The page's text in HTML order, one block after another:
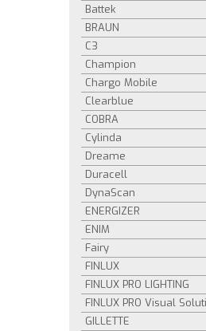
Battek
BRAUN
C3
Champion
Chargo Mobile
Clearblue
COBRA
Cylinda
Dreame
Duracell
DynaScan
ENERGIZER
ENIM
Fairy
FINLUX
FINLUX PRO LIGHTING
FINLUX PRO Visual
GILLETTE